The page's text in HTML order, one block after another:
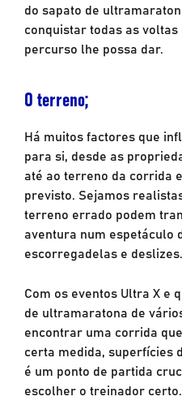
do sapato de
conquistar todas as
percurso lhe possa dar.
O terreno;
Há muitos factores que
para si, desde as
até ao terreno da corrida
previsto. Sejamos
terreno errado podem
aventura num espetáculo
escorregadelas e deslizes.
Com os eventos Ultra X e
de ultramaratona de
encontrar uma corrida
certa medida, superfícies
é um ponto de partida
escolher o treinador certo.